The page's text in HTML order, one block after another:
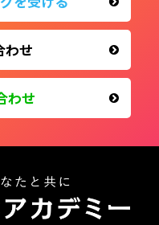
わせ
わせ